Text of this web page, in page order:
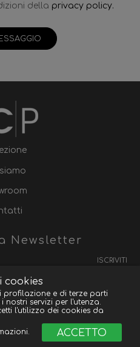
della privacy policy.
Newsletter
ISCRIVITI
- P.IVA 03418920124
byLipsia.
cookies
profilazione e di terze parti
nostri servizi per l'utenza.
l'utilizzo dei cookies da
ACCETTO